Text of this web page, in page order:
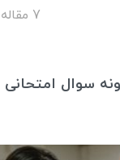
7 مقاله
سوال